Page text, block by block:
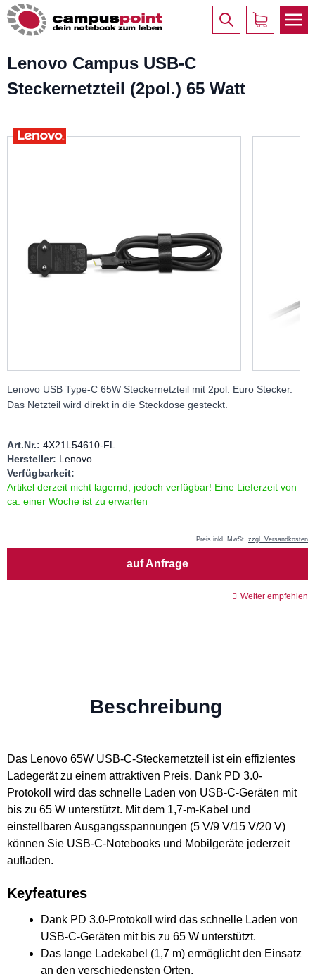
Lenovo Campus USB-C
Steckernetzteil (2pol.) 65 Watt
Lenovo USB Type-C 65W Steckernetzteil mit 2pol. Euro Stecker.
Das Netzteil wird direkt in die Steckdose gesteckt.
Art.Nr.: 4X21L54610-FL
Hersteller: Lenovo
Verfügbarkeit:
Artikel derzeit nicht lagernd, jedoch verfügbar! Eine Lieferzeit von
ca. einer Woche ist zu erwarten
Preis inkl. MwSt. zzgl. Versandkosten
auf Anfrage
Weiter empfehlen
Beschreibung
Das Lenovo 65W USB-C-Steckernetzteil ist ein effizientes
Ladegerät zu einem attraktiven Preis. Dank PD 3.0-
Protokoll wird das schnelle Laden von USB-C-Geräten mit
bis zu 65 W unterstützt. Mit dem 1,7-m-Kabel und
einstellbaren Ausgangsspannungen (5 V/9 V/15 V/20 V)
können Sie USB-C-Notebooks und Mobilgeräte jederzeit
aufladen.
Keyfeatures
Dank PD 3.0-Protokoll wird das schnelle Laden von
USB-C-Geräten mit bis zu 65 W unterstützt.
Das lange Ladekabel (1,7 m) ermöglicht den Einsatz
an den verschiedensten Orten.